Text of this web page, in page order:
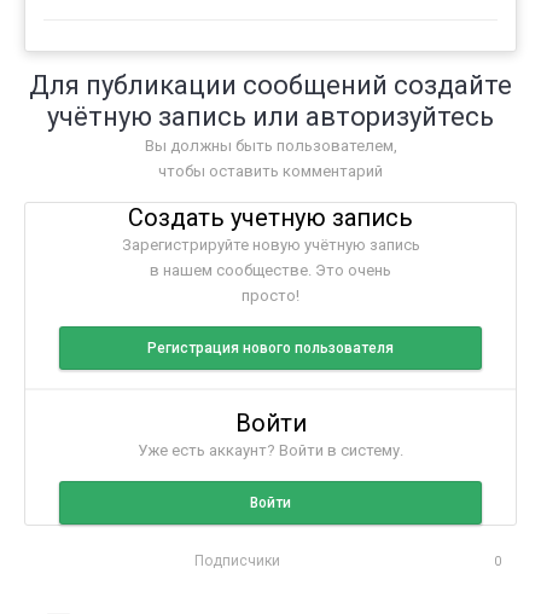
Для публикации сообщений создайте
учётную запись или авторизуйтесь
Вы должны быть пользователем,
чтобы оставить комментарий
Создать учетную запись
Зарегистрируйте новую учётную запись
в нашем сообществе. Это очень
просто!
Регистрация нового пользователя
Войти
Уже есть аккаунт? Войти в систему.
Войти
Подписчики 0